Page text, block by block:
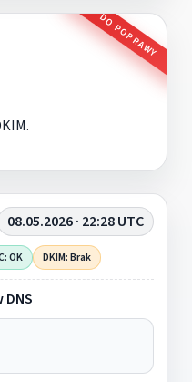
DO POPRAWY
08.05.2026 · 22:28 UTC
OK DKIM: Brak